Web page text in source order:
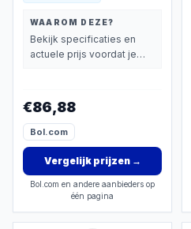
WAAROM DEZE?
Bekijk specificaties en
actuele prijs voordat je
€86,88
Bol.com
Vergelijk prijzen→
Bol.com en andere aanbieders op
één pagina